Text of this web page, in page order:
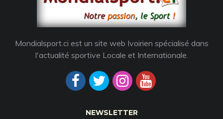
Mondialsport.ci est un site web Ivoirien spécialisé dans
l'actualité sportive Locale et Internationale.
NEWSLETTER